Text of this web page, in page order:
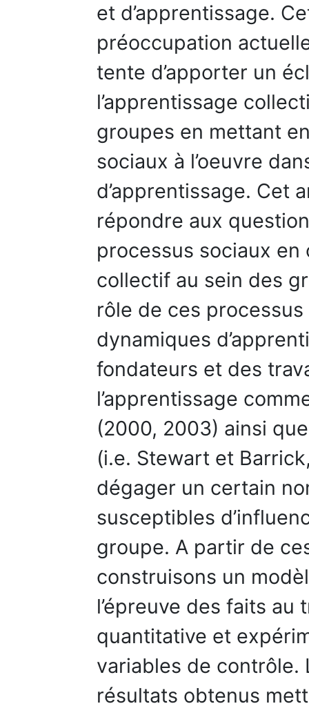
et d’apprentissage.
préoccupation
tente d’apporter un
l’apprentissage
groupes en mettant
sociaux à l’oeuvre
d’apprentissage. Cet
répondre aux
processus sociaux en
collectif au sein des
rôle de ces
dynamiques
fondateurs et des
l’apprentissage
(2000, 2003) ainsi
(i.e. Stewart et
dégager un certain
susceptibles
groupe. A partir de
construisons un
l’épreuve des faits au
quantitative et
variables de contrôle.
résultats obtenus